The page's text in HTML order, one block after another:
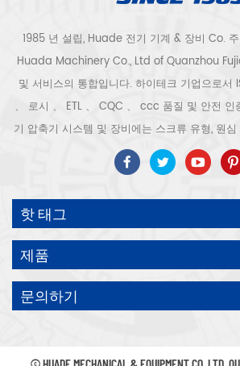
1985 년 설립, Huade 전기 기계 & 장비 Co.
Huada Machinery Co., Ltd of Quanzhou
및 서비스의 통합입니다. 하이테크 기업으로서
、 로시 、 ETL 、 CQC 、 ccc 품질 및 안전 인
기 압축기 시스템 및 장비에는 스크류 유형, 원
스크롤 유형, 피스톤 유형, 건조기, 필터, 배수기,
라인 등이 포함됩니다. 보다 300 가지 유형의
우리 회사는 보다 30 년 경력 from 압력 용기,
및 장비에 대한 최고의 부품 주조 조립. 또한 우
모터의 자체 핵심 프로세스를 개발하고 관련 기
에너지 절약 및 환경 보호 기술 발전에 기여했습
드 공기 압축기를 기대하십시오, ODM /
핫 태그
제품
문의하기